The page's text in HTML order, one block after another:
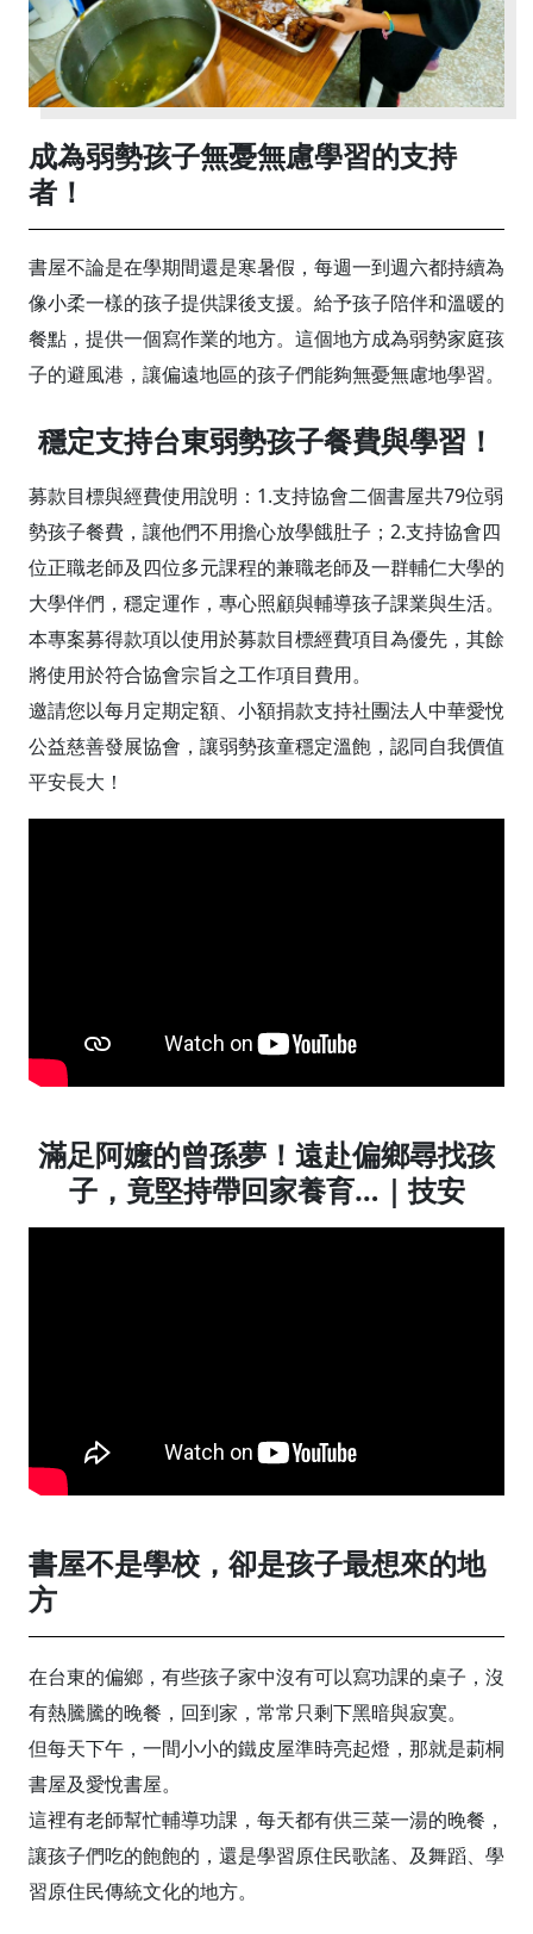
成為弱勢孩子無憂無慮學習的支持
者！
書屋不論是在學期間還是寒暑假，每週一到週六都持續為
像小柔一樣的孩子提供課後支援。給予孩子陪伴和溫暖的
餐點，提供一個寫作業的地方。這個地方成為弱勢家庭孩
子的避風港，讓偏遠地區的孩子們能夠無憂無慮地學習。
穩定支持台東弱勢孩子餐費與學習！
募款目標與經費使用說明：1.支持協會二個書屋共79位弱
勢孩子餐費，讓他們不用擔心放學餓肚子；2.支持協會四
位正職老師及四位多元課程的兼職老師及一群輔仁大學的
大學伴們，穩定運作，專心照顧與輔導孩子課業與生活。
本專案募得款項以使用於募款目標經費項目為優先，其餘
將使用於符合協會宗旨之工作項目費用。
邀請您以每月定期定額、小額捐款支持社團法人中華愛悅
公益慈善發展協會，讓弱勢孩童穩定溫飽，認同自我價值
平安長大！
滿足阿嬤的曾孫夢！遠赴偏鄉尋找孩
子，竟堅持帶回家養育…｜技安
書屋不是學校，卻是孩子最想來的地
方
在台東的偏鄉，有些孩子家中沒有可以寫功課的桌子，沒
有熱騰騰的晚餐，回到家，常常只剩下黑暗與寂寞。
但每天下午，一間小小的鐵皮屋準時亮起燈，那就是莿桐
書屋及愛悅書屋。
這裡有老師幫忙輔導功課，每天都有供三菜一湯的晚餐，
讓孩子們吃的飽飽的，還是學習原住民歌謠、及舞蹈、學
習原住民傳統文化的地方。